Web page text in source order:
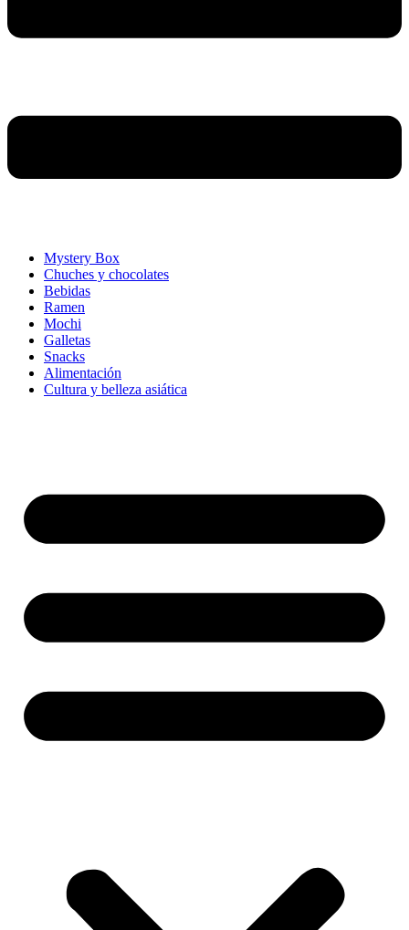
Mystery Box
Chuches y chocolates
Bebidas
Ramen
Mochi
Galletas
Snacks
Alimentación
Cultura y belleza asiática